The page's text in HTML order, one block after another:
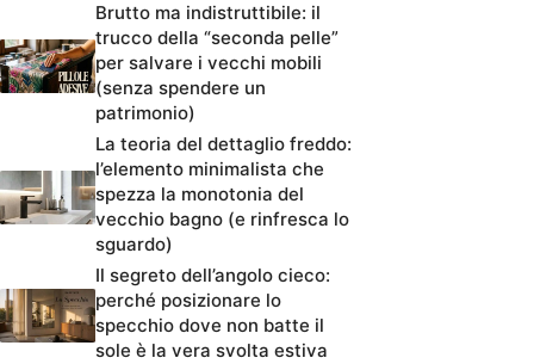
Brutto ma indistruttibile: il
trucco della “seconda pelle”
per salvare i vecchi mobili
(senza spendere un
patrimonio)
La teoria del dettaglio freddo:
l’elemento minimalista che
spezza la monotonia del
vecchio bagno (e rinfresca lo
sguardo)
Il segreto dell’angolo cieco:
perché posizionare lo
specchio dove non batte il
sole è la vera svolta estiva